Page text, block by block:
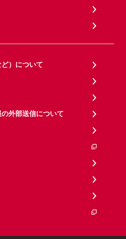
）について
外部送信について